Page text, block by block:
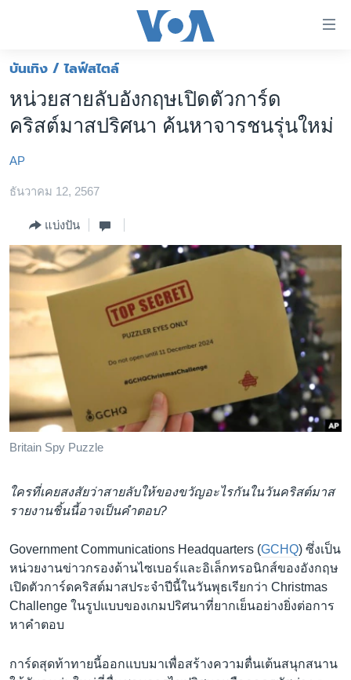
ต่อ
ไป
เนื้อหา
ข้าม
ไป
ข้าม
ไป
การ
ค้นหา
โลก
เอเชีย
สหรัฐฯ
ไทย
ธุรกิจ
วิทยาศาสตร์
สังคมและสุขภาพ
ไลฟ์สไตล์
ตรวจสอบข่าว
เรียนรู้ภาษาอังกฤษ
พอดคาสต์
ติดตามเรา
เลือกภาษา
บันเทิง / ไลฟ์สไตล์
หน่วยสายลับอังกฤษเปิดตัวการ์ด
คริสต์มาสปริศนา ค้นหาจารชนรุ่นใหม่
AP
ธันวาคม 12, 2567
แบ่งปัน
Britain Spy Puzzle
ใครที่เคยสงสัยว่าสายลับให้ของขวัญอะไรกันในวันคริสต์มาส
รายงานชิ้นนี้อาจเป็นคำตอบ?
Government Communications Headquarters (GCHQ) ซึ่งเป็น
หน่วยงานข่าวกรองด้านไซเบอร์และอิเล็กทรอนิกส์ของอังกฤษ
เปิดตัวการ์ดคริสต์มาสประจำปีนี้ในวันพุธเรียกว่า Christmas
Challenge ในรูปแบบของเกมปริศนาที่ยากเย็นอย่างยิ่งต่อการ
หาคำตอบ
การ์ดสุดท้าทายนี้ออกแบบมาเพื่อสร้างความตื่นเต้นสนุกสนาน